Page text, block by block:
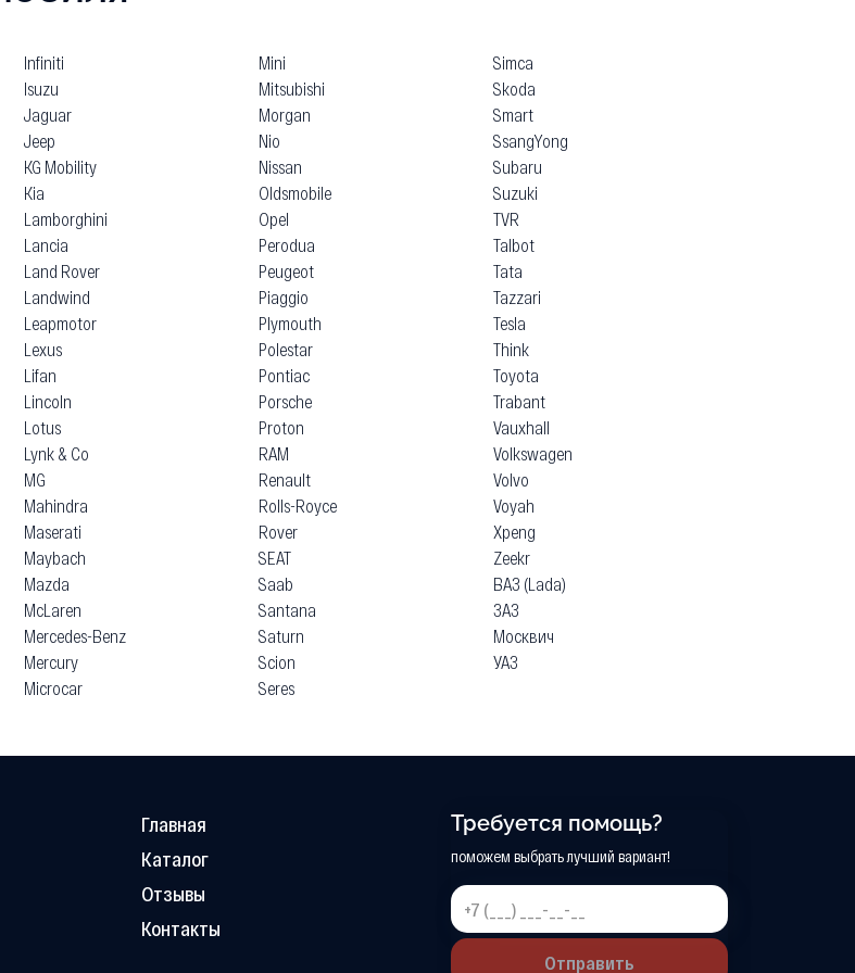
Infiniti
Isuzu
Jaguar
Jeep
KG Mobility
Kia
Lamborghini
Lancia
Land Rover
Landwind
Leapmotor
Lexus
Lifan
Lincoln
Lotus
Lynk & Co
MG
Mahindra
Maserati
Maybach
Mazda
McLaren
Mercedes-Benz
Mercury
Microcar
Mini
Mitsubishi
Morgan
Nio
Nissan
Oldsmobile
Opel
Perodua
Peugeot
Piaggio
Plymouth
Polestar
Pontiac
Porsche
Proton
RAM
Renault
Rolls-Royce
Rover
SEAT
Saab
Santana
Saturn
Scion
Seres
Simca
Skoda
Smart
SsangYong
Subaru
Suzuki
TVR
Talbot
Tata
Tazzari
Tesla
Think
Toyota
Trabant
Vauxhall
Volkswagen
Volvo
Voyah
Xpeng
Zeekr
ВАЗ (Lada)
ЗАЗ
Москвич
УАЗ
Главная
Каталог
Отзывы
Контакты
Требуется помощь?
поможем выбрать лучший вариант!
Отправить